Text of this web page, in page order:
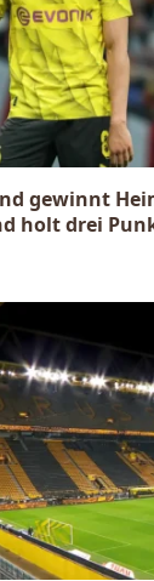
gewinnt
holt drei